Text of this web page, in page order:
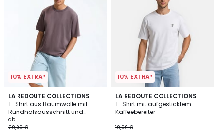
10% EXTRA*
LA REDOUTE COLLECTIONS
T-Shirt aus Baumwolle mit
Rundhalsausschnitt und
kurzen Ärmeln, stonewashed,
verwaschener Effekt
ab
29,99 €
4,6
/ 5
2
Farben
10% EXTRA*
LA REDOUTE COLLECTIONS
T-Shirt mit aufgesticktem
Kaffeebereiter
19,99 €
5
/
5